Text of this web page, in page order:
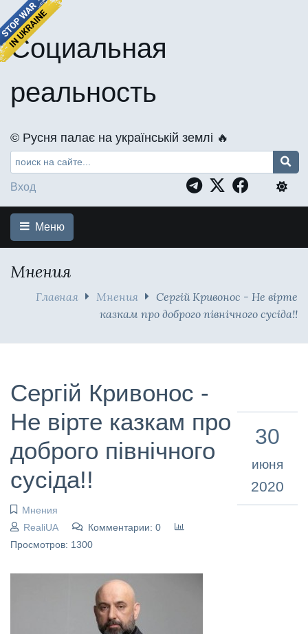
Социальная
реальность
©️ Русня палає на українській землі 🔥
Вход
Меню
Мнения
Главная Мнения
Сергій Кривонос - Не вірте
казкам про доброго північного сусіда!!
Сергій Кривонос -
Не вірте казкам про
доброго північного
сусіда!!
Мнения
RealiUA
Комментарии: 0
Просмотров: 1300
30
июня
2020